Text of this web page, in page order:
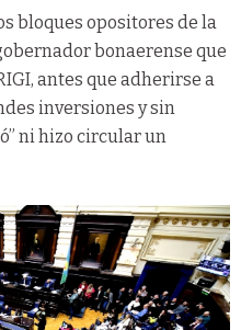
bloques opositores de la
bonaerense que
antes que adherirse a
inversiones y sin
ni hizo circular un